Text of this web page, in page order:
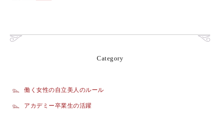
Category
働く女性の自立美人のルール
アカデミー卒業生の活躍